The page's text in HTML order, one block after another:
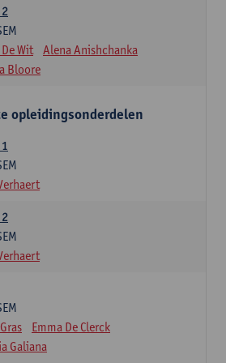
Wit
Alena Anishchanka
Bloore
opleidingsonderdelen
Emma De Clerck
Galiana